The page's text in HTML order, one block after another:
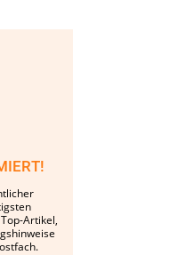
Artikel,